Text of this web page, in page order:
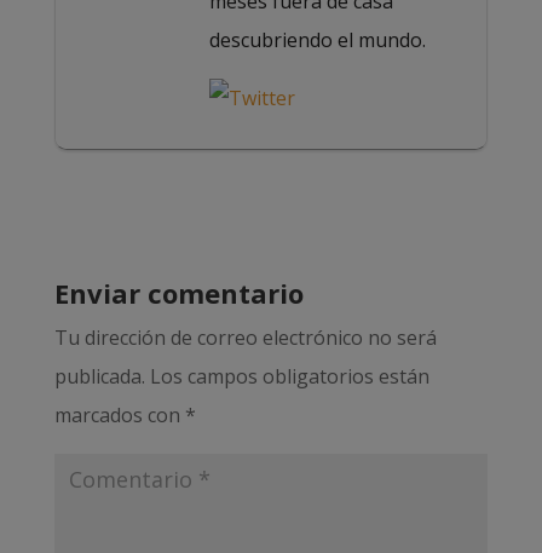
descubriendo el mundo.
Enviar comentario
Tu dirección de correo electrónico no será
publicada. Los campos obligatorios están
marcados con *